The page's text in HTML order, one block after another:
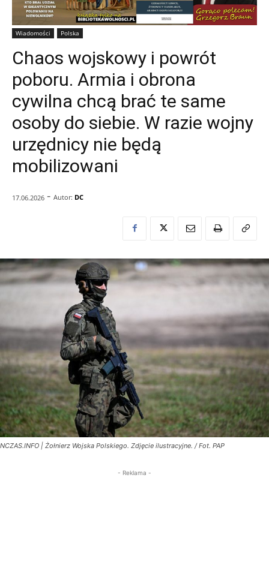
Wiadomości Polska
Chaos wojskowy i powrót
poboru. Armia i obrona
cywilna chcą brać te same
osoby do siebie. W razie wojny
urzędnicy nie będą
mobilizowani
17.06.2026 - Autor: DC
NCZAS.INFO | Żołnierz Wojska Polskiego. Zdjęcie ilustracyjne. / Fot. PAP
- Reklama -